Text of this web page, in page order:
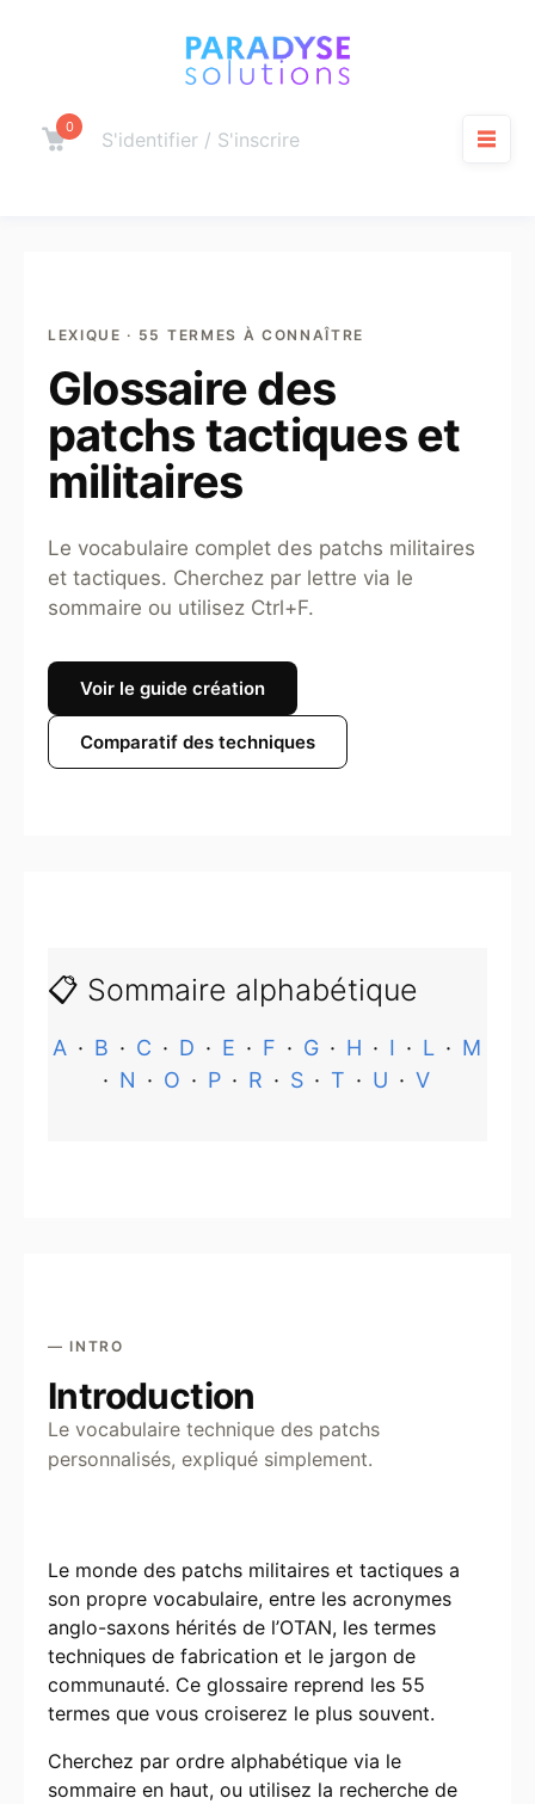
Panier
0
S'identifier / S'inscrire
LEXIQUE · 55 TERMES À CONNAÎTRE
Glossaire des
patchs tactiques et
militaires
Le vocabulaire complet des patchs militaires
et tactiques. Cherchez par lettre via le
sommaire ou utilisez Ctrl+F.
Voir le guide création
Comparatif des techniques
📋 Sommaire alphabétique
A · B · C · D · E · F · G · H · I · L · M
· N · O · P · R · S · T · U · V
— INTRO
Introduction
Le vocabulaire technique des patchs
personnalisés, expliqué simplement.
Le monde des patchs militaires et tactiques a
son propre vocabulaire, entre les acronymes
anglo-saxons hérités de l’OTAN, les termes
techniques de fabrication et le jargon de
communauté. Ce glossaire reprend les 55
termes que vous croiserez le plus souvent.
Cherchez par ordre alphabétique via le
sommaire en haut, ou utilisez la recherche de